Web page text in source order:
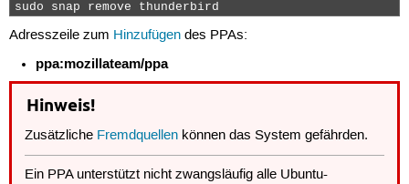
sudo snap remove thunderbird
Adresszeile zum Hinzufügendes PPAs:
ppa:mozillateam/ppa
Hinweis!
Zusätzliche Fremdquellen können das System gefährden.
Ein PPA unterstützt nicht zwangsläufig alle Ubuntu-